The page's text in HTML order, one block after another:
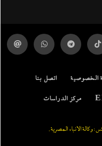
الخصوصية اتصل بنا
مركز الدراسات
الانباء المصرية.